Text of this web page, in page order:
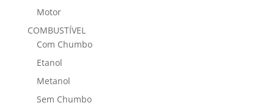
Motor
COMBUSTÍVEL
Com Chumbo
Etanol
Metanol
Sem Chumbo